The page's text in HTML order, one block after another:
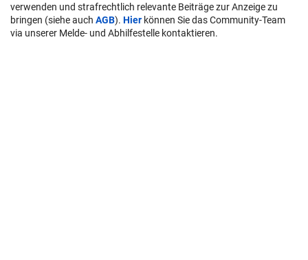
verwenden und strafrechtlich relevante Beiträge zur Anzeige zu
bringen (siehe auch AGB). Hier können Sie das Community-Team
via unserer Melde- und Abhilfestelle kontaktieren.